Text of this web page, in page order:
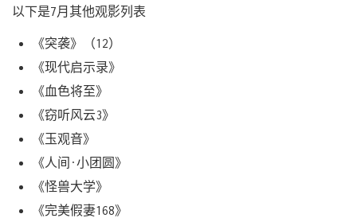
以下是7月其他观影列表
《突袭》（12）
《现代启示录》
《血色将至》
《窃听风云3》
《玉观音》
《人间·小团圆》
《怪兽大学》
《完美假妻168》